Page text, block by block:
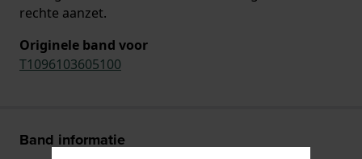
rechte aanzet.
Originele band voor
T1096103605100
Band informatie